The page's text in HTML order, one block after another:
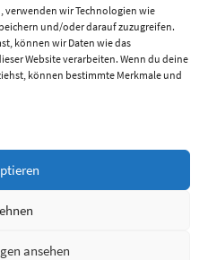
verwenden wir Technologien wie
und/oder darauf zuzugreifen.
können wir Daten wie das
Website verarbeiten. Wenn du deine
können bestimmte Merkmale und
ansehen